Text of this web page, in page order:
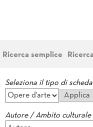
Ricerca semplice
Seleziona il tipo di scheda
Autore / Ambito culturale